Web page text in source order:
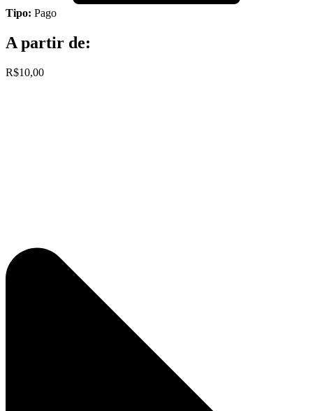
Tipo: Pago
A partir de:
R$10,00